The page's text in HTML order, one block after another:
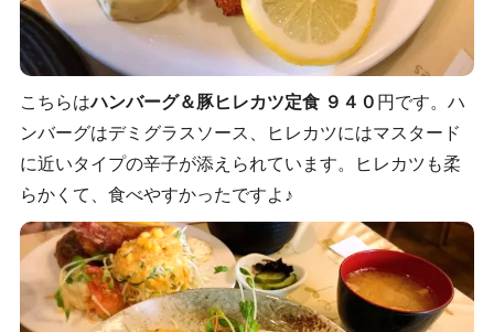
こちらはハンバーグ＆豚ヒレカツ定食 ９４０ 円です。ハ
ンバーグはデミグラスソース、ヒレカツにはマスタード
に近いタイプの辛子が添えられています。ヒレカツも柔
らかくて、食べやすかったですよ♪